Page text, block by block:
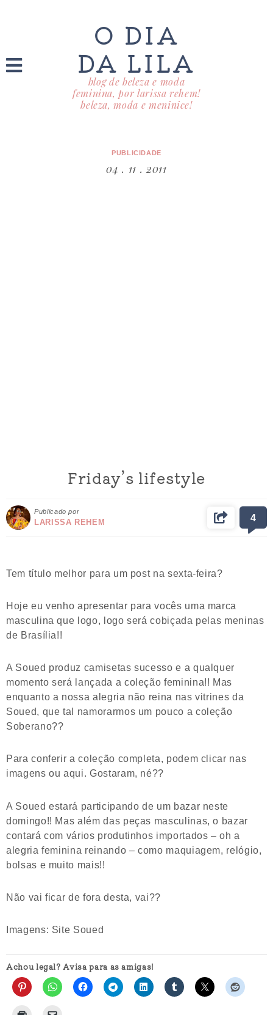
O DIA
DA LILA
blog de beleza e moda
feminina, por larissa rehem!
beleza, moda e meninice!
PUBLICIDADE
04 . 11 . 2011
Friday’s lifestyle
Publicado por
LARISSA REHEM 4
Tem título melhor para um post na sexta-feira?
Hoje eu venho apresentar para vocês uma marca
masculina que logo, logo será cobiçada pelas meninas
de Brasília!!
A Soued produz camisetas sucesso e a qualquer
momento será lançada a coleção feminina!! Mas
enquanto a nossa alegria não reina nas vitrines da
Soued, que tal namorarmos um pouco a coleção
Soberano??
Para conferir a coleção completa, podem clicar nas
imagens ou aqui. Gostaram, né??
A Soued estará participando de um bazar neste
domingo!! Mas além das peças masculinas, o bazar
contará com vários produtinhos importados – oh a
alegria feminina reinando – como maquiagem, relógio,
bolsas e muito mais!!
Não vai ficar de fora desta, vai??
Imagens: Site Soued
Achou legal? Avisa para as amigas!